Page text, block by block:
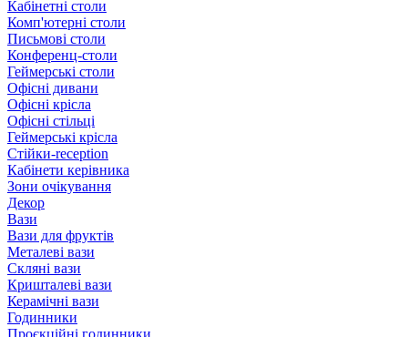
Кабінетні столи
Комп'ютерні столи
Письмові столи
Конференц-столи
Геймерські столи
Офісні дивани
Офісні крісла
Офісні стільці
Геймерські крісла
Стійки-reception
Кабінети керівника
Зони очікування
Декор
Вази
Вази для фруктів
Металеві вази
Скляні вази
Кришталеві вази
Керамічні вази
Годинники
Проєкційні годинники